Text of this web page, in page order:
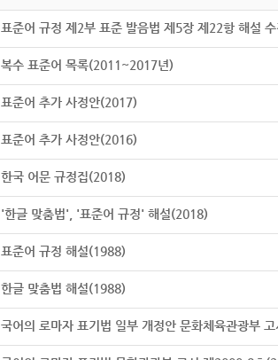
표준어 규정 제2부 표준 발음법 제5장 제22항 해설
복수 표준어 목록(2011~2017년)
표준어 추가 사정안(2017)
표준어 추가 사정안(2016)
한국 어문 규정집(2018)
'한글 맞춤법', '표준어 규정' 해설(2018)
표준어 규정 해설(1988)
한글 맞춤법 해설(1988)
국어의 로마자 표기법 일부 개정안 문화체육관광부